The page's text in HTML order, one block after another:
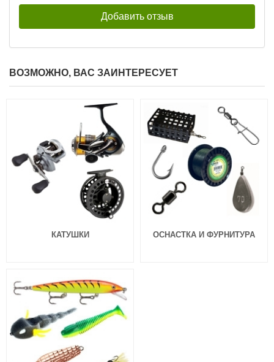
ВОЗМОЖНО, ВАС ЗАИНТЕРЕСУЕТ
КАТУШКИ ОСНАСТКА И ФУРНИТУРА